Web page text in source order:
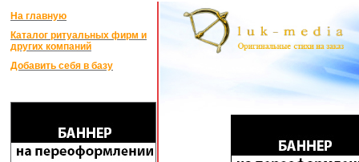
На главную
Каталог ритуальных фирм и
других компаний
Добавить себя в базу